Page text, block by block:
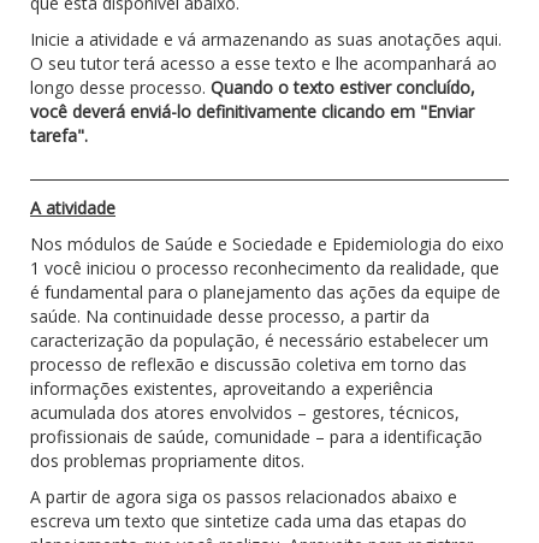
Inicie a atividade e vá armazenando as suas anotações aqui.
O seu tutor terá acesso a esse texto e lhe acompanhará ao
longo desse processo. Quando o texto estiver concluído,
você deverá enviá-lo definitivamente clicando em "Enviar
tarefa".
A atividade
Nos módulos de Saúde e Sociedade e Epidemiologia do eixo
1 você iniciou o processo reconhecimento da realidade, que
é fundamental para o planejamento das ações da equipe de
saúde. Na continuidade desse processo, a partir da
caracterização da população, é necessário estabelecer um
processo de reflexão e discussão coletiva em torno das
informações existentes, aproveitando a experiência
acumulada dos atores envolvidos – gestores, técnicos,
profissionais de saúde, comunidade – para a identificação
dos problemas propriamente ditos.
A partir de agora siga os passos relacionados abaixo e
escreva um texto que sintetize cada uma das etapas do